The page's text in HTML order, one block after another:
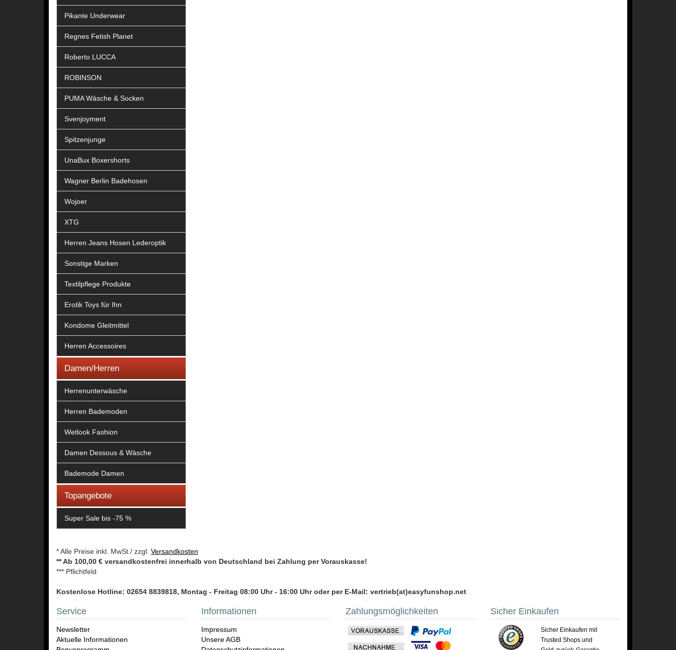
Pikante Underwear
Regnes Fetish Planet
Roberto LUCCA
ROBINSON
PUMA Wäsche & Socken
Svenjoyment
Spitzenjunge
UnaBux Boxershorts
Wagner Berlin Badehosen
Wojoer
XTG
Herren Jeans Hosen Lederoptik
Sonstige Marken
Textilpflege Produkte
Erotik Toys für Ihn
Kondome Gleitmittel
Herren Accessoires
Damen/Herren
Herrenunterwäsche
Herren Bademoden
Wetlook Fashion
Damen Dessous & Wäsche
Bademode Damen
Topangebote
Super Sale bis -75 %
* Alle Preise inkl. MwSt./ zzgl. Versandkosten
** Ab 100,00 € versandkostenfrei innerhalb von Deutschland bei Zahlung per Vorauskasse!
*** Pflichtfeld
Kostenlose Hotline: 02654 8839818, Montag - Freitag 08:00 Uhr - 16:00 Uhr oder per E-Mail: vertrieb(at)easyfunshop.net
Service
Newsletter
Aktuelle Informationen
Informationen
Impressum
Unsere AGB
Zahlungsmöglichkeiten Sicher Einkaufen
Sicher Einkaufen mit
Trusted Shops und